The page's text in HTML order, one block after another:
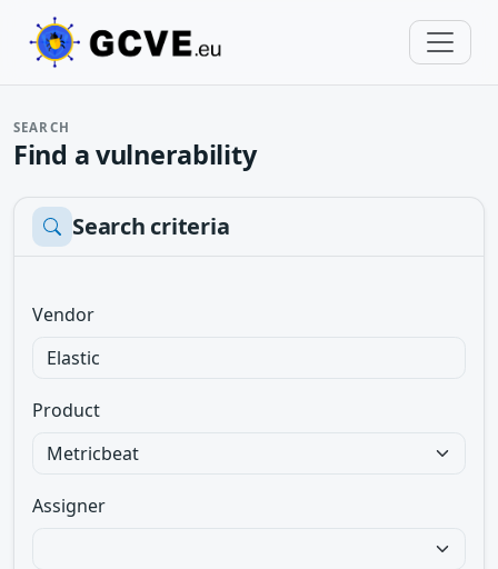
SEARCH
Find a vulnerability
Search criteria
Vendor
Product
Assigner